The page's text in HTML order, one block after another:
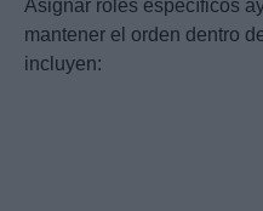
Asignar roles específicos
mantener el orden dentro
incluyen: